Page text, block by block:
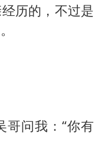
历的，不过是
哥问我：“你有